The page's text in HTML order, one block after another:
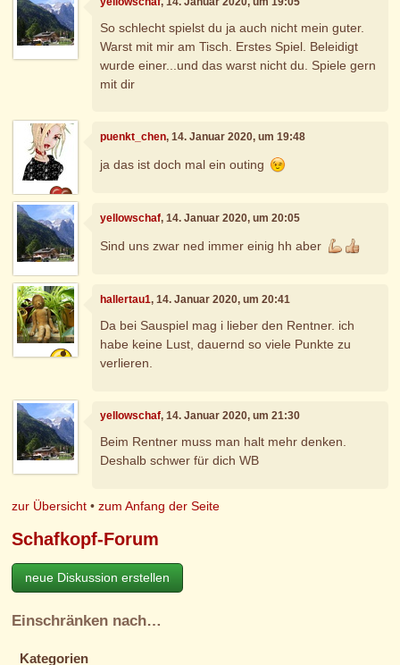
So schlecht spielst du ja auch nicht mein guter.
Warst mit mir am Tisch. Erstes Spiel. Beleidigt
wurde einer...und das warst nicht du. Spiele gern
mit dir
puenkt_chen, 14. Januar 2020, um 19:48
ja das ist doch mal ein outing
yellowschaf, 14. Januar 2020, um 20:05
Sind uns zwar ned immer einig hh aber
hallertau1, 14. Januar 2020, um 20:41
Da bei Sauspiel mag i lieber den Rentner. ich
habe keine Lust, dauernd so viele Punkte zu
verlieren.
yellowschaf, 14. Januar 2020, um 21:30
Beim Rentner muss man halt mehr denken.
Deshalb schwer für dich WB
zur Übersicht •zum Anfang der Seite
Schafkopf-Forum
neue Diskussion erstellen
Einschränken nach…
Kategorien